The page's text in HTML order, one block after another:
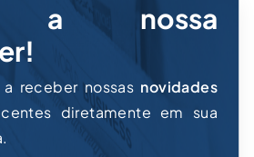
a nossa
receber nossas novidades
diretamente em sua